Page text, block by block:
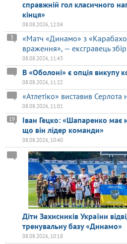
справжній гол класичного
кінця»
08.08.2026, 12:04
«Матч «Динамо» з
враження», — ексгравець
3
08.08.2026, 11:43
В «Оболоні» є опція викупу
08.08.2026, 11:22
«Атлетіко» виставив Серлота
08.08.2026, 11:01
Іван Гецко: «Шапаренко має
що він лідер команди»
19
08.08.2026, 10:40
Діти Захисників України
тренувальну базу «Динамо»
08.08.2026, 10:18